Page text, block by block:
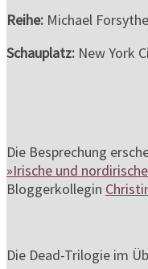
Reihe: Michael
Schauplatz: New York
Die Besprechung
»Irische und
Bloggerkollegin
Die Dead-Trilogie im